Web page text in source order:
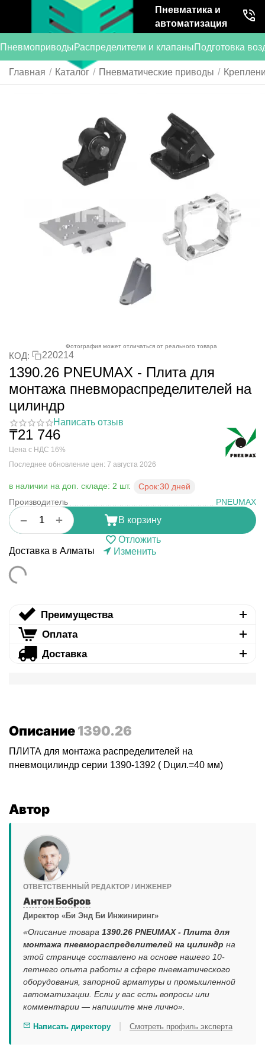
Пневматика и
автоматизация
ПневмоприводыРаспределители и клапаныПодготовка
Главная / Каталог / Пневматические приводы /
Фотография может отличаться от реального товара
КОД: 220214
1390.26 PNEUMAX - Плита для
монтажа пневмораспределителей на
цилиндр
Написать отзыв
₸21 746
Цена с НДС 16%
Последнее обновление цен: 7 августа 2026
в наличии на доп. складе: 2 шт. Срок:30 дней
Производитель
PNEUMAX
+
−
В корзину
Отложить
Доставка в Алматы
Изменить
Преимущества
Оплата
Доставка
Описание1390.26
ПЛИТА для монтажа распределителей на
пневмоцилиндр серии 1390-1392 ( Dцил.=40 мм)
Автор
ОТВЕТСТВЕННЫЙ РЕДАКТОР / ИНЖЕНЕР
Антон Бобров
Директор «Би Энд Би Инжиниринг»
«Описание товара 1390.26 PNEUMAX - Плита для
монтажа пневмораспределителей на цилиндр на
этой странице составлено на основе нашего 10-
летнего опыта работы в сфере пневматического
оборудования, запорной арматуры и промышленной
автоматизации. Если у вас есть вопросы или
комментарии — напишите мне лично».
Написать директору Смотреть профиль эксперта